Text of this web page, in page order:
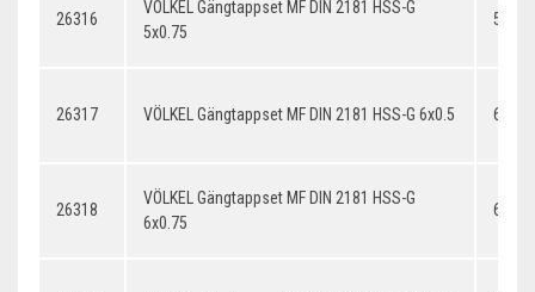
26316
VÖLKEL Gängtappset MF DIN 2181 HSS-G
5x0.75
26317 VÖLKEL Gängtappset MF DIN 2181 HSS-G 6x0.5 6x0.5
26318
VÖLKEL Gängtappset MF DIN 2181 HSS-G
6x0.75